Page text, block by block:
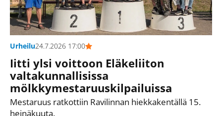
Urheilu24.7.2026 17:00
Iitti ylsi voittoon Eläkeliiton
valtakunnallisissa
mölkkymestaruuskilpailuissa
Mestaruus ratkottiin Ravilinnan hiekkakentällä 15.
heinäkuuta.